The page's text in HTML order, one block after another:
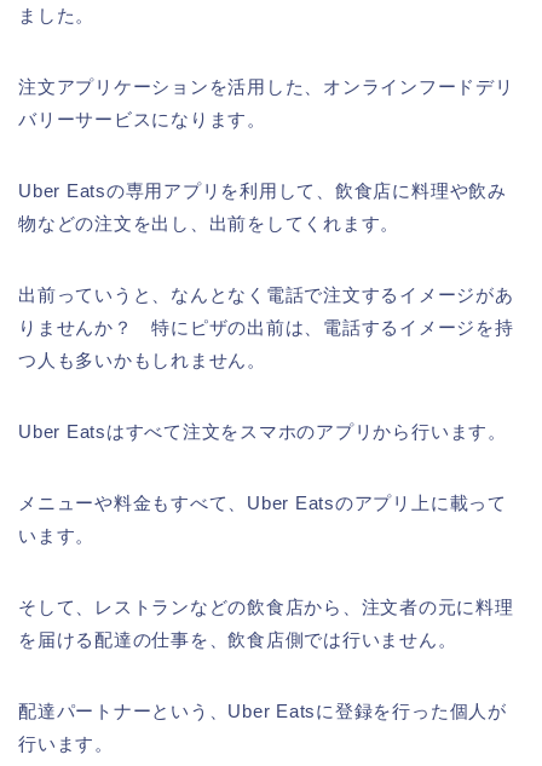
ました。
注文アプリケーションを活用した、オンラインフードデリ
バリーサービスになります。
Uber Eatsの専用アプリを利用して、飲食店に料理や飲み
物などの注文を出し、出前をしてくれます。
出前っていうと、なんとなく電話で注文するイメージがあ
りませんか？ 特にピザの出前は、電話するイメージを持
つ人も多いかもしれません。
Uber Eatsはすべて注文をスマホのアプリから行います。
メニューや料金もすべて、Uber Eatsのアプリ上に載って
います。
そして、レストランなどの飲食店から、注文者の元に料理
を届ける配達の仕事を、飲食店側では行いません。
配達パートナーという、Uber Eatsに登録を行った個人が
行います。